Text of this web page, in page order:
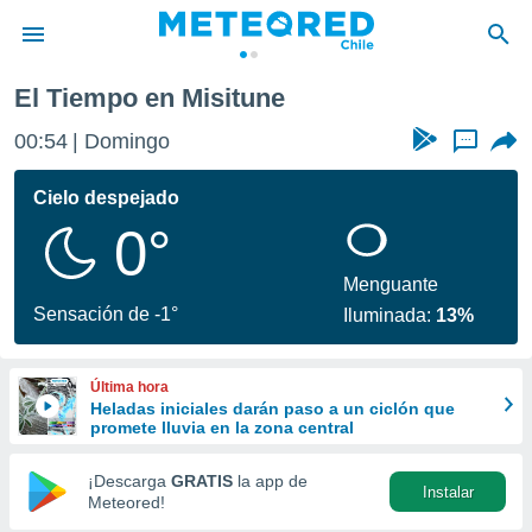
de
por
se
calidad.
a este
las
y
forma
digital
basada
El Tiempo en Misitune
00:54 Domingo ...
Cielo despejado
0°
Sensación de -1°
Menguante
Iluminada: 13%
Última hora
Heladas iniciales darán paso a un ciclón que
promete lluvia en la zona central
¡Descarga GRATIS la app de
Meteored!
Instalar